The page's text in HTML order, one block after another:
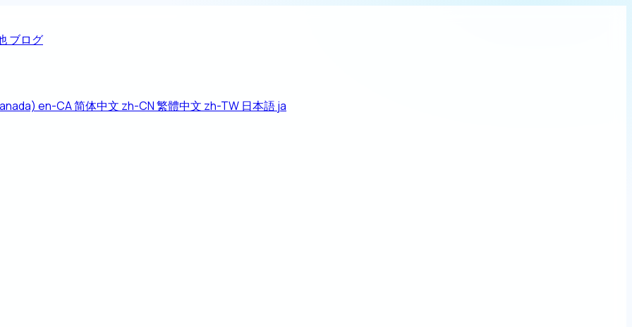
ブログ
en-CA简体中文 zh-CN繁體中文 zh-TW 日本語ja